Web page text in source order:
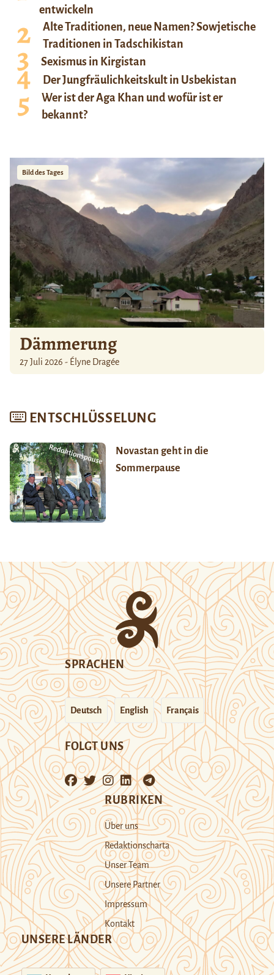
entwickeln
Alte Traditionen, neue Namen? Sowjetische
Traditionen in Tadschikistan
Sexismus in Kirgistan
Der Jungfräulichkeitskult in Usbekistan
Wer ist der Aga Khan und wofür ist er
bekannt?
Bild des Tages
Dämmerung
27 Juli 2026 - Élyne Dragée
ENTSCHLÜSSELUNG
Novastan geht in die
Sommerpause
SPRACHEN
Deutsch English Français
FOLGT UNS
RUBRIKEN
Über uns
Redaktionscharta
Unser Team
Unsere Partner
Impressum
Kontakt
UNSERE LÄNDER